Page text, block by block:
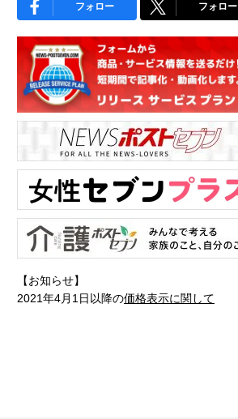
フォロー フォロー
【お知らせ】
2021年4月1日以降の価格表示に関して